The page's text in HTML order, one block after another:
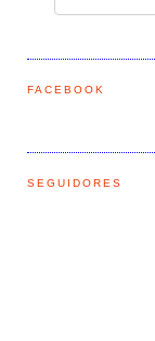
FACEBOOK
SEGUIDORES